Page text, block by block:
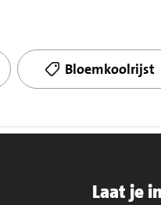
Bloemkoolrijst
Laat je